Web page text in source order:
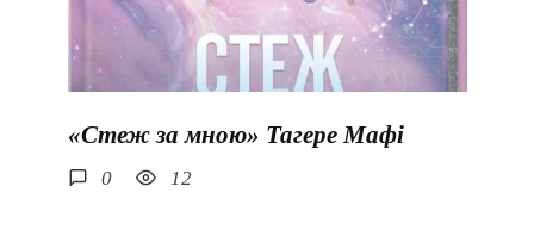
«Стеж за мною» Тагере Мафі
0 12